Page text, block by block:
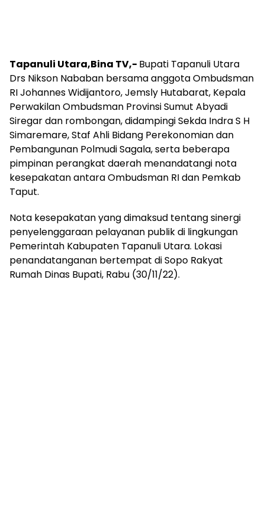
Tapanuli Utara,Bina TV,- Bupati Tapanuli Utara
Drs Nikson Nababan bersama anggota Ombudsman
RI Johannes Widijantoro, Jemsly Hutabarat, Kepala
Perwakilan Ombudsman Provinsi Sumut Abyadi
Siregar dan rombongan, didampingi Sekda Indra S H
Simaremare, Staf Ahli Bidang Perekonomian dan
Pembangunan Polmudi Sagala, serta beberapa
pimpinan perangkat daerah menandatangi nota
kesepakatan antara Ombudsman RI dan Pemkab
Taput.
Nota kesepakatan yang dimaksud tentang sinergi
penyelenggaraan pelayanan publik di lingkungan
Pemerintah Kabupaten Tapanuli Utara. Lokasi
penandatanganan bertempat di Sopo Rakyat
Rumah Dinas Bupati, Rabu (30/11/22).